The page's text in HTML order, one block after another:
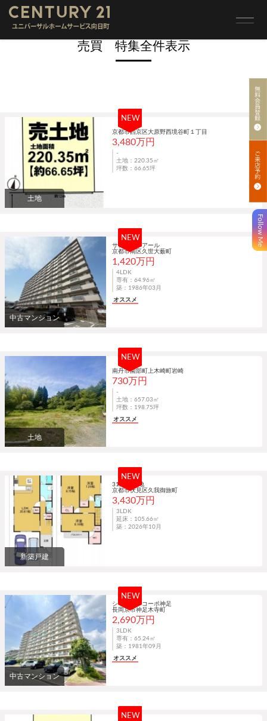
Follow Me
トップ
売買 特集全件表示
NEW
土地
京都市西京区大原野西境谷町１丁目
3,480万円
-
土地：220.35㎡
坪数：66.65坪
NEW
中古マンション
サンレスポアール
京都市南区久世大薮町
1,420万円
4LDK
専有：64.96㎡
築：1986年03月
オススメ
NEW
土地
南丹市園部町上木崎町岩崎
730万円
-
土地：657.03㎡
坪数：198.75坪
オススメ
NEW
新築戸建
31期19号地
京都市伏見区久我御旅町
3,430万円
3LDK
延床：105.66㎡
築：2026年10月
NEW
中古マンション
シャルマンコーポ神足
長岡京市神足木寺町
2,690万円
3LDK
専有：65.24㎡
築：1981年09月
オススメ
NEW